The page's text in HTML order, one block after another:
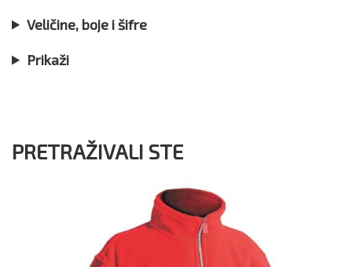
Veličine, boje i šifre
Prikaži
PRETRAŽIVALI STE